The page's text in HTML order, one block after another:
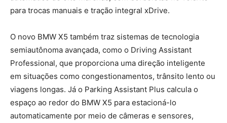
para trocas manuais e tração integral xDrive.
O novo BMW X5 também traz sistemas de tecnologia
semiautônoma avançada, como o Driving Assistant
Professional, que proporciona uma direção inteligente
em situações como congestionamentos, trânsito lento ou
viagens longas. Já o Parking Assistant Plus calcula o
espaço ao redor do BMW X5 para estacioná-lo
automaticamente por meio de câmeras e sensores,